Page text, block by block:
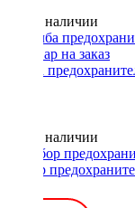
Нет в наличии
Колба
Нет в наличии
Набор